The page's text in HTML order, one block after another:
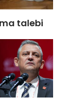
talebi